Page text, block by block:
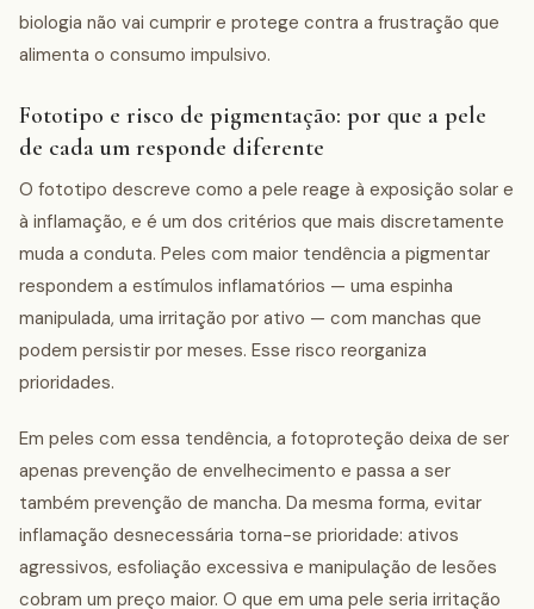
biologia não vai cumprir e protege contra a frustração que
alimenta o consumo impulsivo.
Fototipo e risco de pigmentação: por que a pele
de cada um responde diferente
O fototipo descreve como a pele reage à exposição solar e
à inflamação, e é um dos critérios que mais discretamente
muda a conduta. Peles com maior tendência a pigmentar
respondem a estímulos inflamatórios — uma espinha
manipulada, uma irritação por ativo — com manchas que
podem persistir por meses. Esse risco reorganiza
prioridades.
Em peles com essa tendência, a fotoproteção deixa de ser
apenas prevenção de envelhecimento e passa a ser
também prevenção de mancha. Da mesma forma, evitar
inflamação desnecessária torna-se prioridade: ativos
agressivos, esfoliação excessiva e manipulação de lesões
cobram um preço maior. O que em uma pele seria irritação